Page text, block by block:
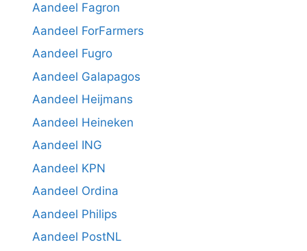
Aandeel Fagron
Aandeel ForFarmers
Aandeel Fugro
Aandeel Galapagos
Aandeel Heijmans
Aandeel Heineken
Aandeel ING
Aandeel KPN
Aandeel Ordina
Aandeel Philips
Aandeel PostNL